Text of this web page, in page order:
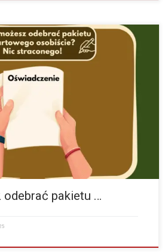
Mikołajów Zapisz się Nasze Socialmedia
Wystarczy, że: 1️⃣ Wypełnisz
(druk dostępny na stronie
odebrać pakietu …